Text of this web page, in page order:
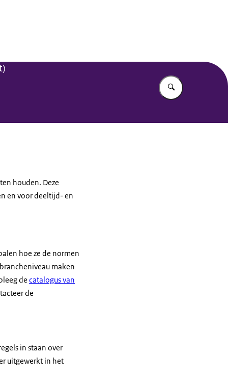
Vul in wat u
houden. Deze
en voor deeltijd- en
hoe ze de normen
maken
de catalogus van
de
in staan over
uitgewerkt in het